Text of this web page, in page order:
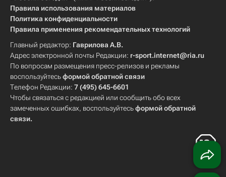
Правила использования материалов
Политика конфиденциальности
Правила применения рекомендательных технологий
Главный редактор: Гаврилова А.В.
Адрес электронной почты Редакции: r-sport.internet@ria.ru
По вопросам размещения пресс-релизов и рекламы
воспользуйтесьформой обратной связи
Телефон Редакции: 7 (495) 645-6601
Чтобы связаться с редакцией или сообщить обо всех
замеченных ошибках, воспользуйтесьформой обратной
связи.